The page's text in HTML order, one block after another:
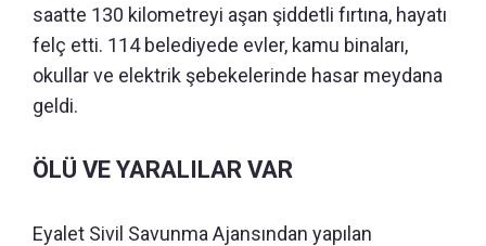
saatte 130 kilometreyi aşan şiddetli fırtına, hayatı
felç etti. 114 belediyede evler, kamu binaları,
okullar ve elektrik şebekelerinde hasar meydana
geldi.
ÖLÜ VE YARALILAR VAR
Eyalet Sivil Savunma Ajansından yapılan